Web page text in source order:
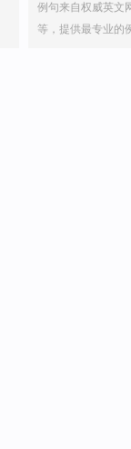
例句来自权威英文
等，提供最专业的